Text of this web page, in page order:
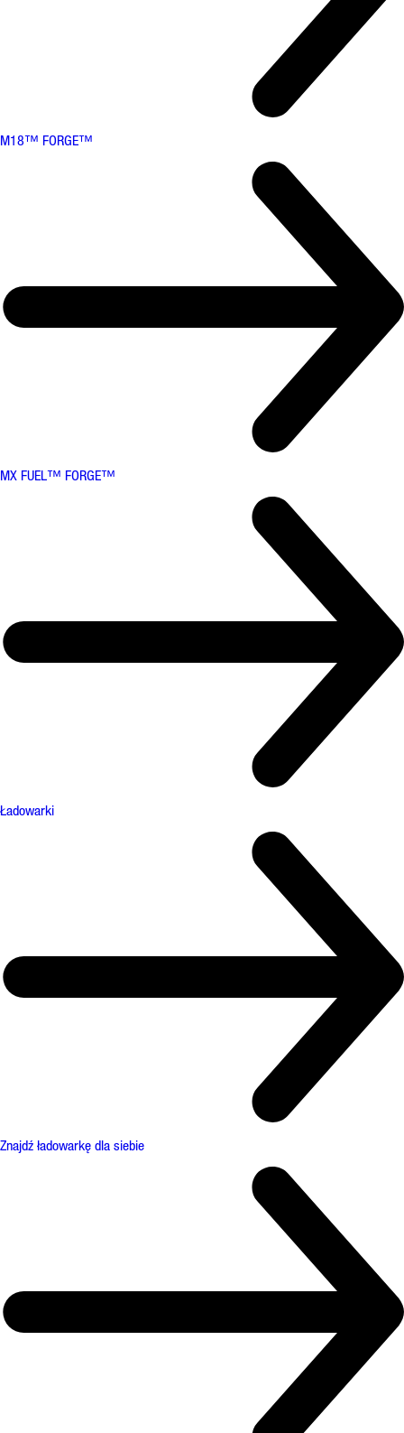
M18™ FORGE™
MX FUEL™ FORGE™
Ładowarki
Znajdź ładowarkę dla siebie